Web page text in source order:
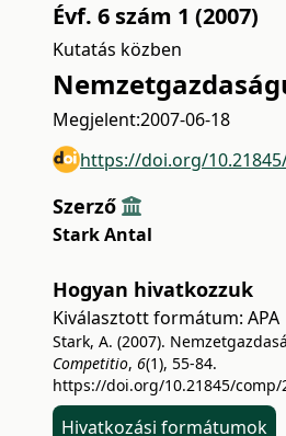
Évf. 6 szám 1 (2007)
Kutatás közben
Megjelent:2007-06-18
https://doi.org/
Szerző
Stark Antal
Hogyan hivatkozzuk
Kiválasztott formátum: APA
Stark, A. (2007).
Competitio, 6(1), 55-84.
https://doi.org/10.21845/comp/
Hivatkozási formátumok